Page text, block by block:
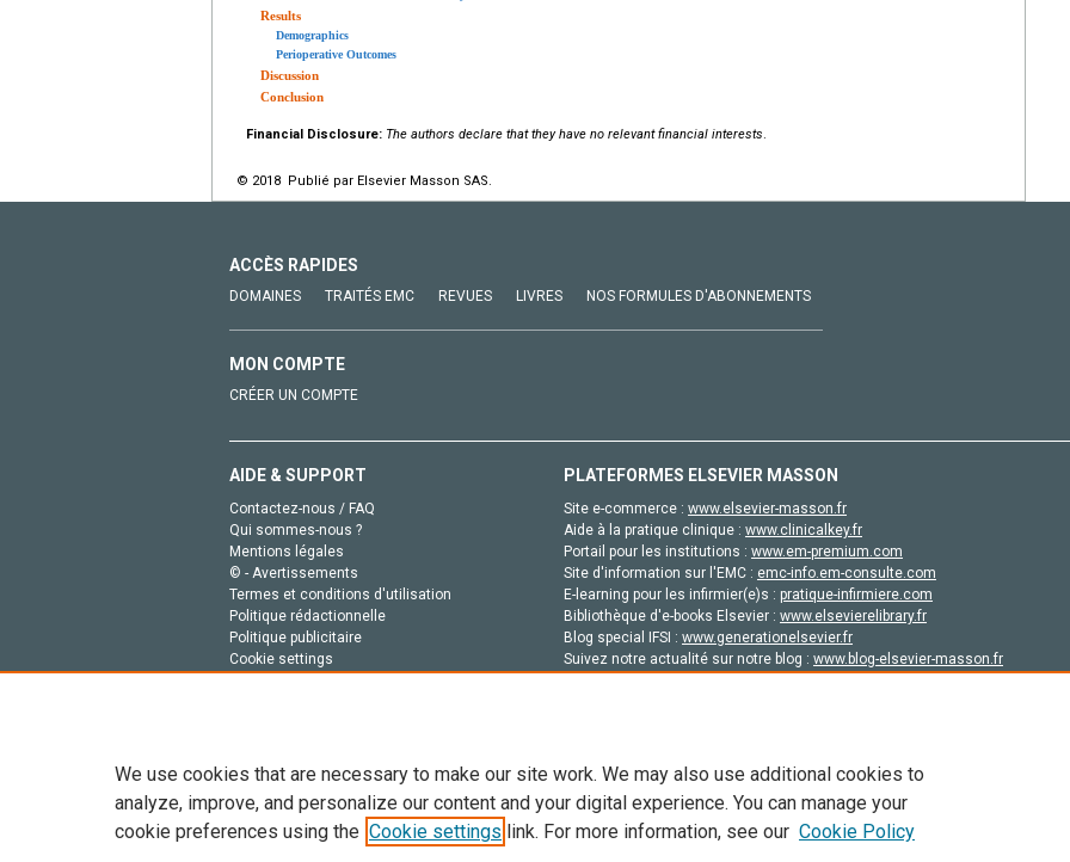
Results
Demographics
Perioperative Outcomes
Discussion
Conclusion
Financial Disclosure: The authors declare that they have no relevant financial interests.
© 2018 Publié par Elsevier Masson SAS.
ACCÈS RAPIDES
DOMAINES TRAITÉS EMC REVUES LIVRES NOS FORMULES D'ABONNEMENTS
MON COMPTE
CRÉER UN COMPTE
AIDE & SUPPORT
Contactez-nous / FAQ
Qui sommes-nous ?
Mentions légales
© - Avertissements
Termes et conditions d'utilisation
Politique rédactionnelle
Politique publicitaire
Cookie settings
PLATEFORMES ELSEVIER MASSON
Site e-commerce : www.elsevier-masson.fr
Aide à la pratique clinique : www.clinicalkey.fr
Portail pour les institutions : www.em-premium.com
Site d'information sur l'EMC : emc-info.em-consulte.com
E-learning pour les infirmier(e)s : pratique-infirmiere.com
Bibliothèque d'e-books Elsevier : www.elsevierelibrary.fr
Blog special IFSI : www.generationelsevier.fr
Suivez notre actualité sur notre blog : www.blog-elsevier-masson.fr
Tout le contenu de ce site: Copyright © 2026 Elsevier, ses concédants de licence et ses contributeurs. Tout les droits sont réservés,
de données, a la formation en IA et aux technologies similaires. Pour tout contenu en libre accès, les conditions de licence
We use cookies that are necessary to make our site work. We may also use additional cookies to
analyze, improve, and personalize our content and your digital experience. You can manage your
cookie preferences using the Cookie settings link. For more information, see our Cookie Policy